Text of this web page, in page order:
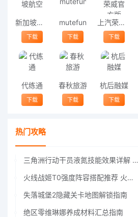
新加坡航空
下载
mutefun
下载
上汽荣威官方版
下载
代练通
下载
春秋旅游
下载
杭后融媒
下载
热门攻略
三角洲行动干员液氮技能效果详解 三角洲行动干员液氮技能介绍
火线战姬T0强度阵容搭配推荐 火线战姬T0强度阵容哪个好
失落城堡2隐藏关卡地图解锁指南
绝区零维琳娜养成材料汇总指南